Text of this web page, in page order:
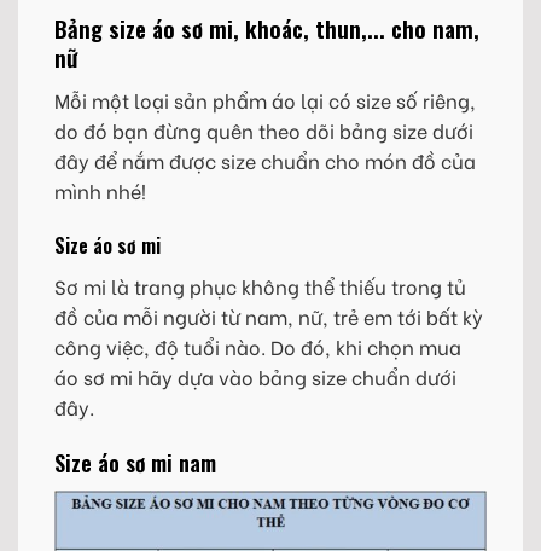
Bảng size áo sơ mi, khoác, thun,... cho nam,
nữ
Mỗi một loại sản phẩm áo lại có size số riêng,
do đó bạn đừng quên theo dõi bảng size dưới
đây để nắm được size chuẩn cho món đồ của
mình nhé!
Size áo sơ mi
Sơ mi là trang phục không thể thiếu trong tủ
đồ của mỗi người từ nam, nữ, trẻ em tới bất kỳ
công việc, độ tuổi nào. Do đó, khi chọn mua
áo sơ mi hãy dựa vào bảng size chuẩn dưới
đây.
Size áo sơ mi nam